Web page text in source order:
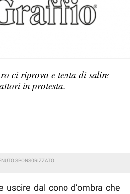
ci riprova e tenta di salire
in protesta.
uscire dal cono d’ombra che